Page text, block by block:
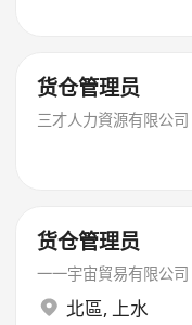
货仓管理员
三才人力資源有限公司
货仓管理员
一一宇宙貿易有限公司
北區, 上水